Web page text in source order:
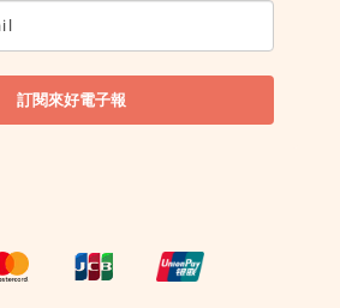
訂閱來好電子報